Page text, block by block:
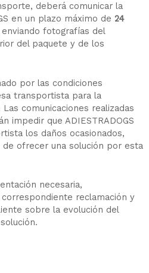
deberá comunicar la
en un plazo máximo de 24
enviando fotografías del
del paquete y de los
por las condiciones
transportista para la
comunicaciones realizadas
impedir que ADIESTRADOGS
los daños ocasionados,
ofrecer una solución por esta
necesaria,
correspondiente reclamación y
sobre la evolución del